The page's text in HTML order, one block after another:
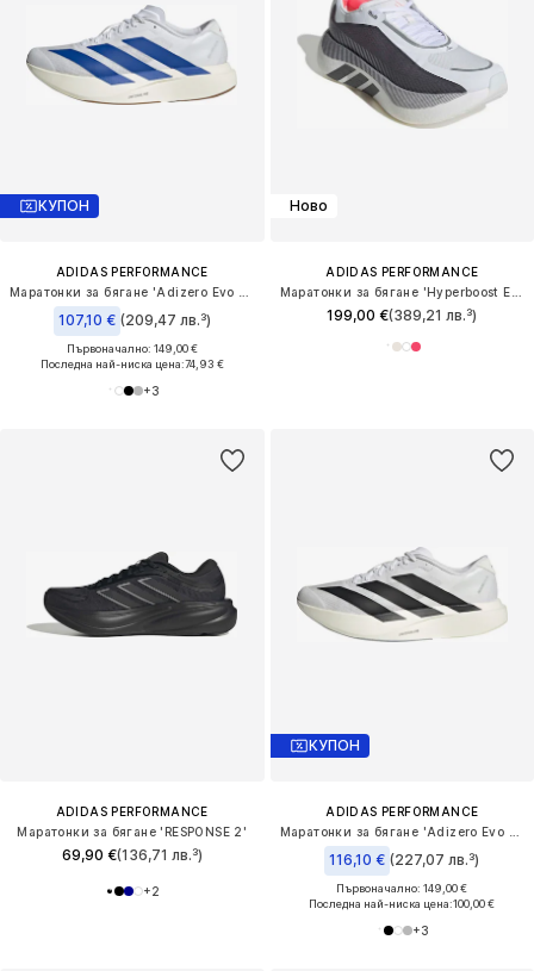
КУПОН
ADIDAS PERFORMANCE
107,10 € (209,47 лв.³)
Първоначално: 149,00 €
Последна най-ниска цена:74,93 €
+3
Ново
ADIDAS PERFORMANCE
199,00 €(389,21 лв.³)
ADIDAS PERFORMANCE
Маратонки за бягане 'RESPONSE 2'
69,90 €(136,71 лв.³)
+2
КУПОН
ADIDAS PERFORMANCE
116,10 € (227,07 лв.³)
Първоначално: 149,00 €
Последна най-ниска цена:100,00 €
+3